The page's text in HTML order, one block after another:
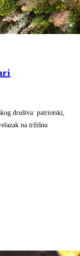
društva: patriotski,
na tržišnu